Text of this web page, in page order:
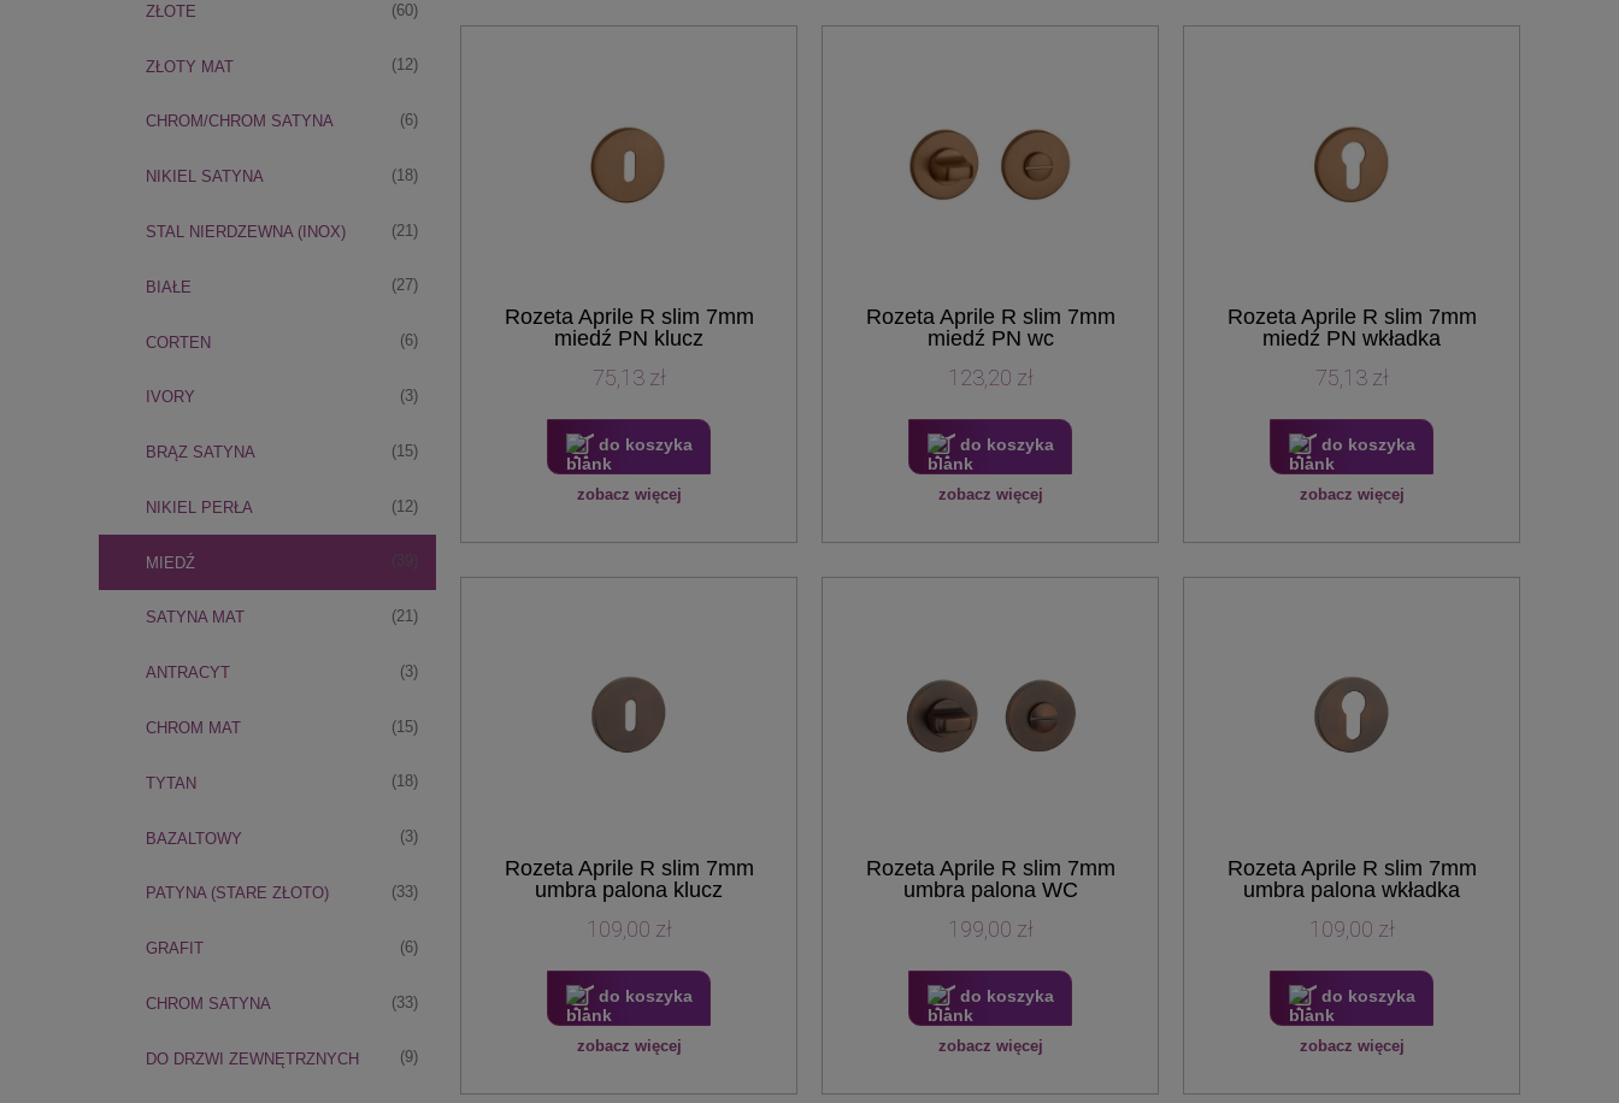
ZŁOTE (60)
ZŁOTY MAT (12)
CHROM/CHROM SATYNA (6)
NIKIEL SATYNA (18)
STAL NIERDZEWNA (INOX) (21)
BIAŁE (27)
CORTEN (6)
IVORY (3)
BRĄZ SATYNA (15)
NIKIEL PERŁA (12)
MIEDŹ (39)
SATYNA MAT (21)
ANTRACYT (3)
CHROM MAT (15)
TYTAN (18)
BAZALTOWY (3)
PATYNA (STARE ZŁOTO) (33)
GRAFIT (6)
CHROM SATYNA (33)
DO DRZWI ZEWNĘTRZNYCH (9)
Rozeta Aprile R slim 7mm
miedź PN klucz
75,13 zł
do koszyka
zobacz więcej
Rozeta Aprile R slim 7mm
miedź PN wc
123,20 zł
do koszyka
zobacz więcej
Rozeta Aprile R slim 7mm
miedź PN wkładka
75,13 zł
do koszyka
zobacz więcej
Rozeta Aprile R slim 7mm
umbra palona klucz
109,00 zł
do koszyka
zobacz więcej
Rozeta Aprile R slim 7mm
umbra palona WC
199,00 zł
do koszyka
zobacz więcej
Rozeta Aprile R slim 7mm
umbra palona wkładka
109,00 zł
do koszyka
zobacz więcej